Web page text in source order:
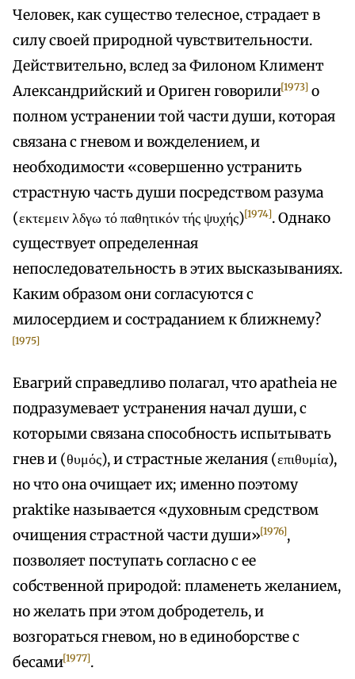
Человек, как существо телесное, страдает в
силу своей природной чувствительности.
Действительно, вслед за Филоном Климент
Александрийский и Ориген говорили[1973] о
полном устранении той части души, которая
связана с гневом и вожделением, и
необходимости «совершенно устранить
страстную часть души посредством разума
(εκτεμειν λδγω τό παθητικόν τής ψυχής)[1974]. Однако
существует определенная
непоследовательность в этих высказываниях.
Каким образом они согласуются с
милосердием и состраданием к ближнему?
[1975]
Евагрий справедливо полагал, что apatheia не
подразумевает устранения начал души, с
которыми связана способность испытывать
гнев и (θυμός), и страстные желания (επιθυμία),
но что она очищает их; именно поэтому
praktike называется «духовным средством
очищения страстной части души»[1976],
позволяет поступать согласно с ее
собственной природой: пламенеть желанием,
но желать при этом добродетель, и
возгораться гневом, но в единоборстве с
бесами[1977].